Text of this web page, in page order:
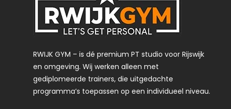
RWIJK GYM – is dé premium PT studio voor Rijswijk
en omgeving. Wij werken alleen met
gediplomeerde trainers, die uitgedachte
programma’s toepassen op een individueel niveau.